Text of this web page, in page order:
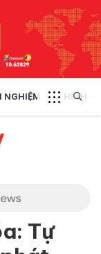
NGHIỆM CHÍNH
Tự